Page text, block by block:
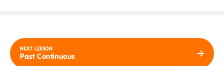
NEXT LESSON
Past Continuous